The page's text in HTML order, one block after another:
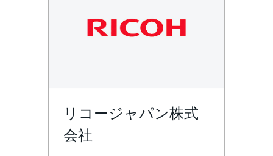
リコージャパン株式
会社